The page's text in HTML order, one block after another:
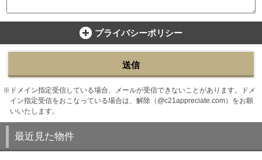
プライバシーポリシー
送信
ドメイン指定受信している場合、メールが受信できないことがあります。ドメ
イン指定受信をおこなっている場合は、解除（@c21appreciate.com）をお願
いいたします。
最近見た物件